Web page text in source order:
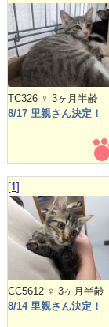
TC326 ♀ 3ヶ月半齢
8/17 里親さん決定！
[1]
CC5612 ♀ 3ヶ月半齢
8/14 里親さん決定！